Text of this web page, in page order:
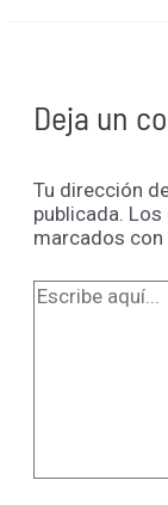
Deja un
Tu dirección
publicada. Los
marcados con
Escribe